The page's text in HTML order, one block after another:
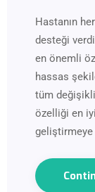
Hastanın
desteği
en önemli
hassas
tüm
özelliği en
geliştirmeye